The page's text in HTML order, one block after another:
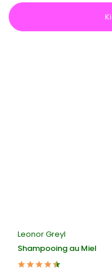
Leonor Greyl
Shampooing au Miel